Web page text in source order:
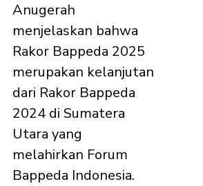
Anugerah
menjelaskan bahwa
Rakor Bappeda 2025
merupakan kelanjutan
dari Rakor Bappeda
2024 di Sumatera
Utara yang
melahirkan Forum
Bappeda Indonesia.